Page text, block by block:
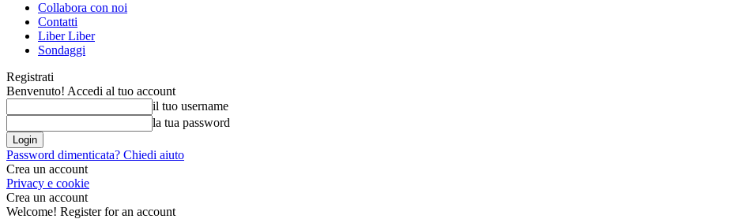
Collabora con noi
Contatti
Liber Liber
Sondaggi
Registrati
Benvenuto! Accedi al tuo account
il tuo username
la tua password
Password dimenticata? Chiedi aiuto
Crea un account
Privacy e cookie
Crea un account
Welcome! Register for an account